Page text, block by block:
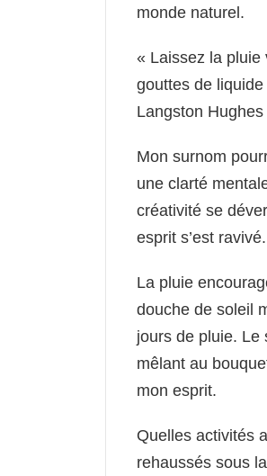
monde naturel.
« Laissez la pluie
gouttes de
Langston Hughes
Mon surnom
une clarté
créativité se
esprit s’est ravivé.
La pluie
douche de soleil
jours de pluie. Le
mêlant au
mon esprit.
Quelles activités
rehaussés sous